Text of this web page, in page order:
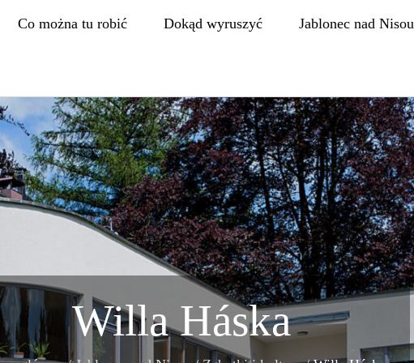
Co można tu robić Dokąd wyruszyć Jablonec nad Nisou
Willa Háska